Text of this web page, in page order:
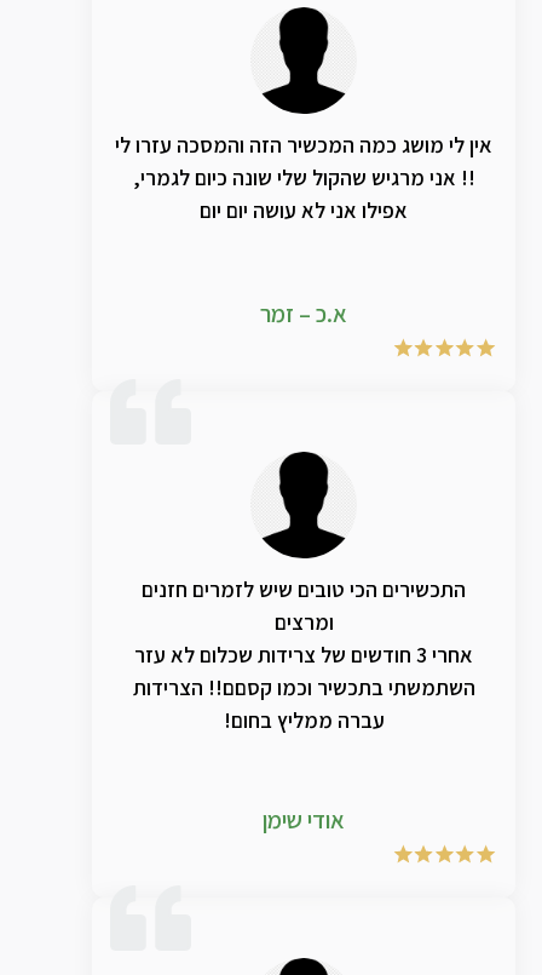
אין לי מושג כמה המכשיר הזה והמסכה עזרו לי
!! אני מרגיש שהקול שלי שונה כיום לגמרי,
אפילו אני לא עושה יום יום
א.כ – זמר
התכשירים הכי טובים שיש לזמרים חזנים
ומרצים
אחרי 3 חודשים של צרידות שכלום לא עזר
השתמשתי בתכשיר וכמו קסםם!! הצרידות
עברה ממליץ בחום!
אודי שימן